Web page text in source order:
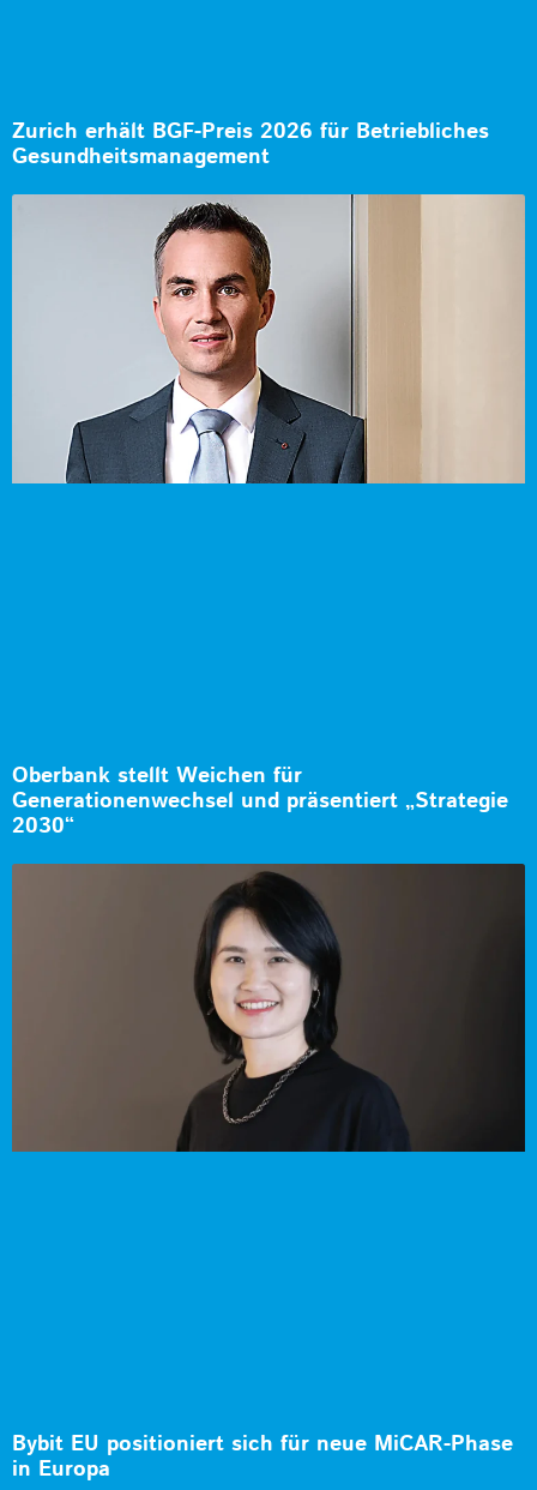
Zurich erhält BGF-Preis 2026 für Betriebliches
Gesundheitsmanagement
Oberbank stellt Weichen für
Generationenwechsel und präsentiert „Strategie
2030“
Bybit EU positioniert sich für neue MiCAR-Phase
in Europa